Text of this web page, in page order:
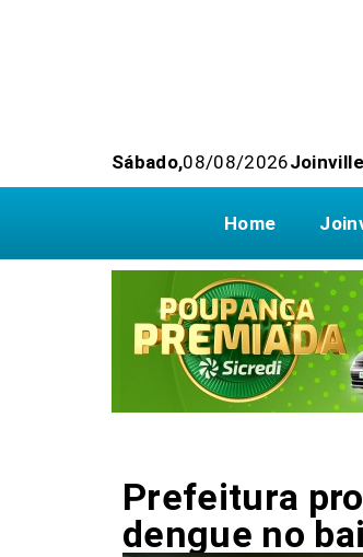
Sábado,08/08/2026
Home
Prefeitura
dengue no